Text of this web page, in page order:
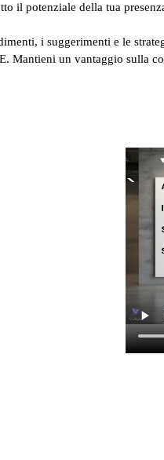
il potenziale della tua
i suggerimenti e le
Mantieni un vantaggio sulla